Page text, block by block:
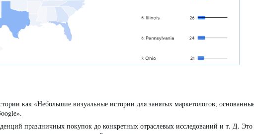
как «Небольшие визуальные истории для занятых маркетологов,
праздничных покупок до конкретных отраслевых исследований и т. Д. Это